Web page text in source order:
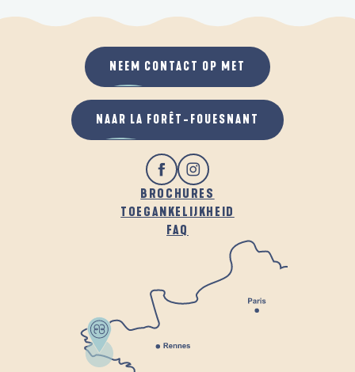
BROCHURES
TOEGANKELIJKHEID
FAQ
NEEM CONTACT OP MET
NAAR LA FORÊT-FOUESNANT